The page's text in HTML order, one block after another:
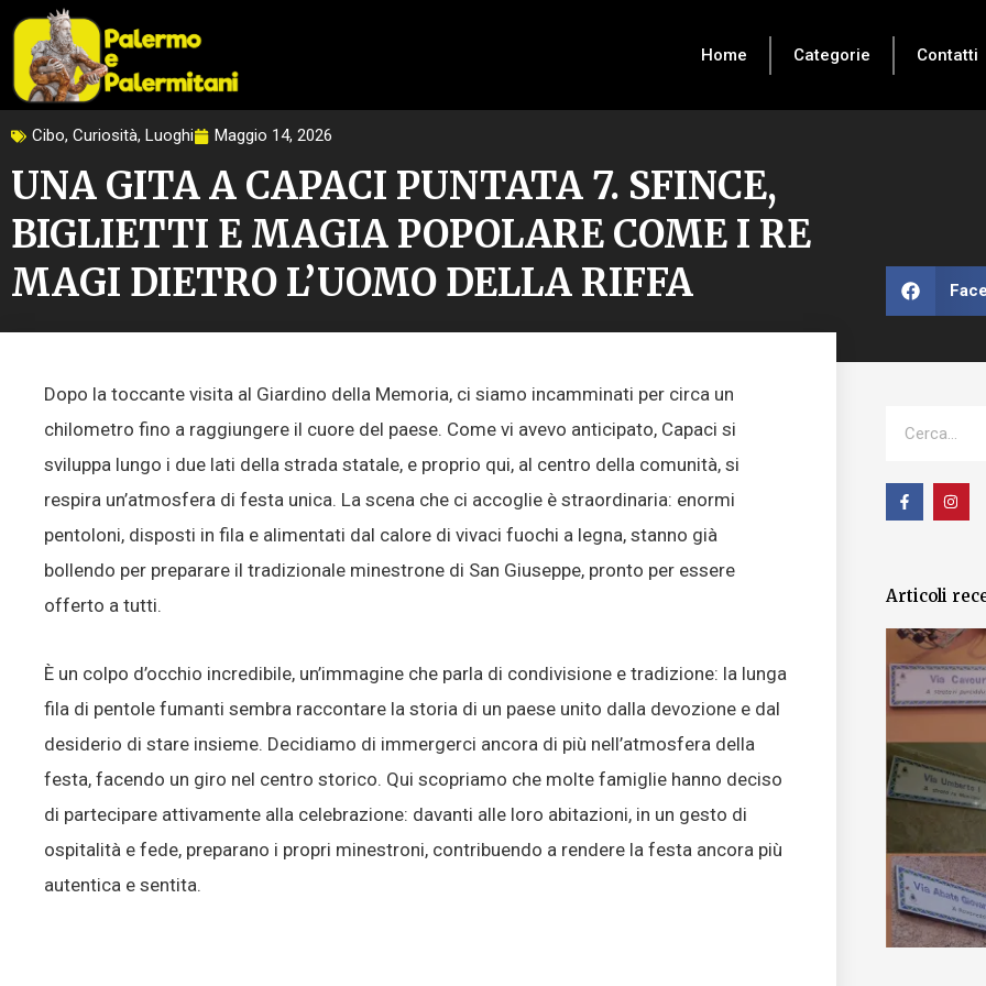
contenuto
Home Categorie Contatti
Cibo, Curiosità, Luoghi Maggio 14, 2026
UNA GITA A CAPACI PUNTATA 7. SFINCE,
BIGLIETTI E MAGIA POPOLARE COME I RE
MAGI DIETRO L’UOMO DELLA RIFFA
Dopo la toccante visita al Giardino della Memoria, ci siamo incamminati per circa un
chilometro fino a raggiungere il cuore del paese. Come vi avevo anticipato, Capaci si
sviluppa lungo i due lati della strada statale, e proprio qui, al centro della comunità, si
respira un’atmosfera di festa unica. La scena che ci accoglie è straordinaria: enormi
pentoloni, disposti in fila e alimentati dal calore di vivaci fuochi a legna, stanno già
bollendo per preparare il tradizionale minestrone di San Giuseppe, pronto per essere
offerto a tutti.
È un colpo d’occhio incredibile, un’immagine che parla di condivisione e tradizione: la lunga
fila di pentole fumanti sembra raccontare la storia di un paese unito dalla devozione e dal
desiderio di stare insieme. Decidiamo di immergerci ancora di più nell’atmosfera della
festa, facendo un giro nel centro storico. Qui scopriamo che molte famiglie hanno deciso
di partecipare attivamente alla celebrazione: davanti alle loro abitazioni, in un gesto di
ospitalità e fede, preparano i propri minestroni, contribuendo a rendere la festa ancora più
autentica e sentita.
a
c
k
f
n
s
a
Articoli